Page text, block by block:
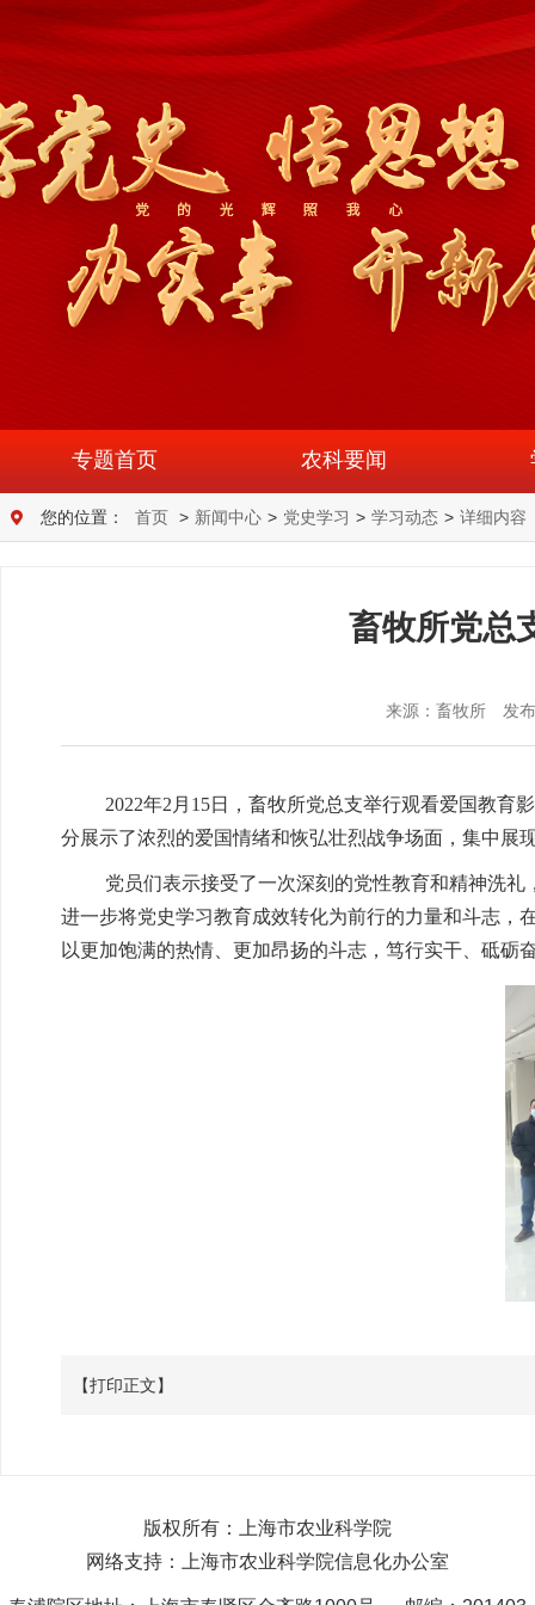
专题首页 农科要闻
您的位置： 首页 > 新闻中心 > 党史学习 > 学习动态 > 详细内容
畜牧所党总
来源：畜牧所 发
2022年2月15日，畜牧所党总支举行观看爱国教育
分展示了浓烈的爱国情绪和恢弘壮烈战争场面，集中展
党员们表示接受了一次深刻的党性教育和精神洗
进一步将党史学习教育成效转化为前行的力量和斗志，
以更加饱满的热情、更加昂扬的斗志，笃行实干、砥砺
【打印正文】
版权所有：上海市农业科学院
网络支持：上海市农业科学院信息化办公室